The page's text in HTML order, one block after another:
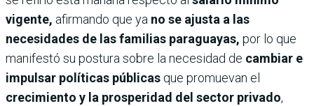
vigente, afirmando que ya no se ajusta a las
necesidades de las familias paraguayas, por lo que
manifestó su postura sobre la necesidad de cambiar e
impulsar políticas públicas que promuevan el
crecimiento y la prosperidad del sector privado,